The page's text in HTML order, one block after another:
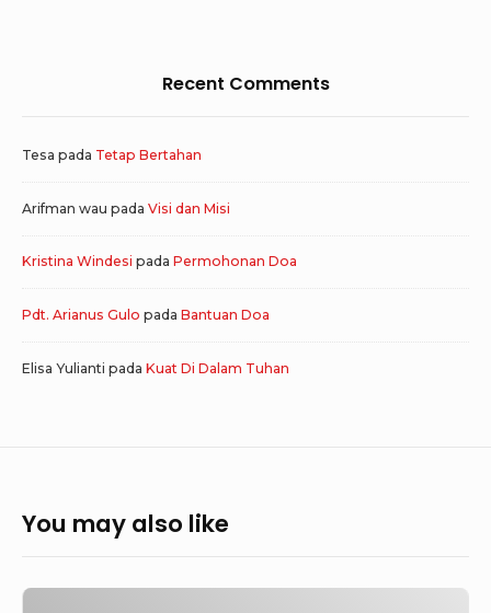
Recent Comments
Tesa pada Tetap Bertahan
Arifman wau pada Visi dan Misi
Kristina Windesi pada Permohonan Doa
Pdt. Arianus Gulo pada Bantuan Doa
Elisa Yulianti pada Kuat Di Dalam Tuhan
You may also like